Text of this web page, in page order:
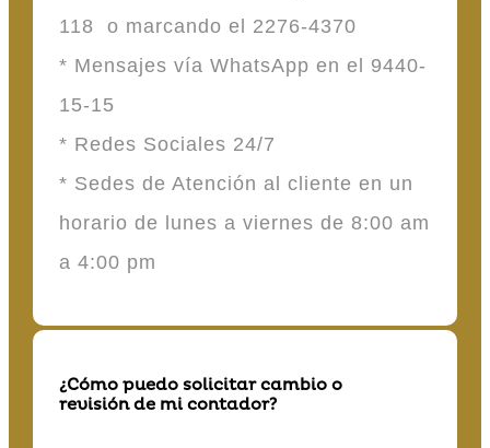
118 o marcando el 2276-4370
* Mensajes vía WhatsApp en el 9440-
15-15
* Redes Sociales 24/7
* Sedes de Atención al cliente en un
horario de lunes a viernes de 8:00 am
a 4:00 pm
¿Cómo puedo solicitar cambio o
revisión de mi contador?